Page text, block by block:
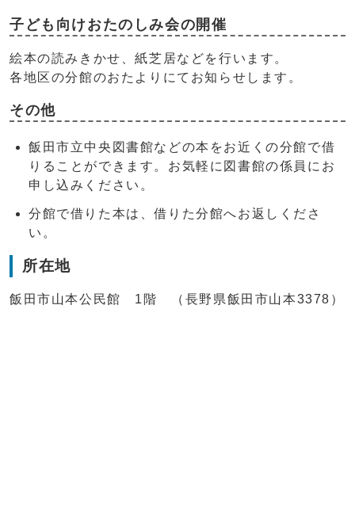
子ども向けおたのしみ会の開催
絵本の読みきかせ、紙芝居などを行います。
各地区の分館のおたよりにてお知らせします。
その他
飯田市立中央図書館などの本をお近くの分館で借
りることができます。お気軽に図書館の係員にお
申し込みください。
分館で借りた本は、借りた分館へお返しくださ
い。
所在地
飯田市山本公民館 1階 （長野県飯田市山本3378）